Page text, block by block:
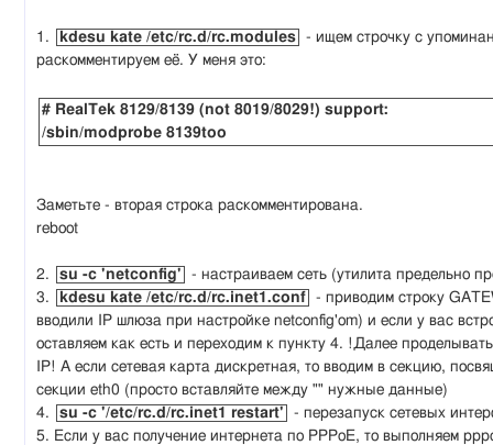
1. kdesu kate /etc/rc.d/rc.modules
- ищем строчку с
раскомментируем её. У меня это:
# RealTek 8129/8139 (not 8019/8029!) support:
/sbin/modprobe 8139too
Заметьте - вторая строка раскомментирована.
reboot
2. su -c 'netconfig'
- настраиваем сеть (утилита предельно
3.
kdesu kate /etc/rc.d/rc.inet1.conf
- приводим строку
вводили IP шлюза при настройке netconfig'om) и если у вас
оставляем как есть и переходим к пункту 4. !Далее
IP! А если сетевая карта дискретная, то вводим в секцию,
секции eth0 (просто вставляйте между "" нужные данные)
4.
su -c '/etc/rc.d/rc.inet1 restart'
- перезапуск сетевых
5. Если у вас получение интернета по PPPoE, то выполняем